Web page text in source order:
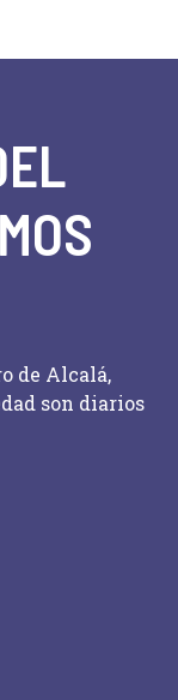
de Alcalá,
son diarios